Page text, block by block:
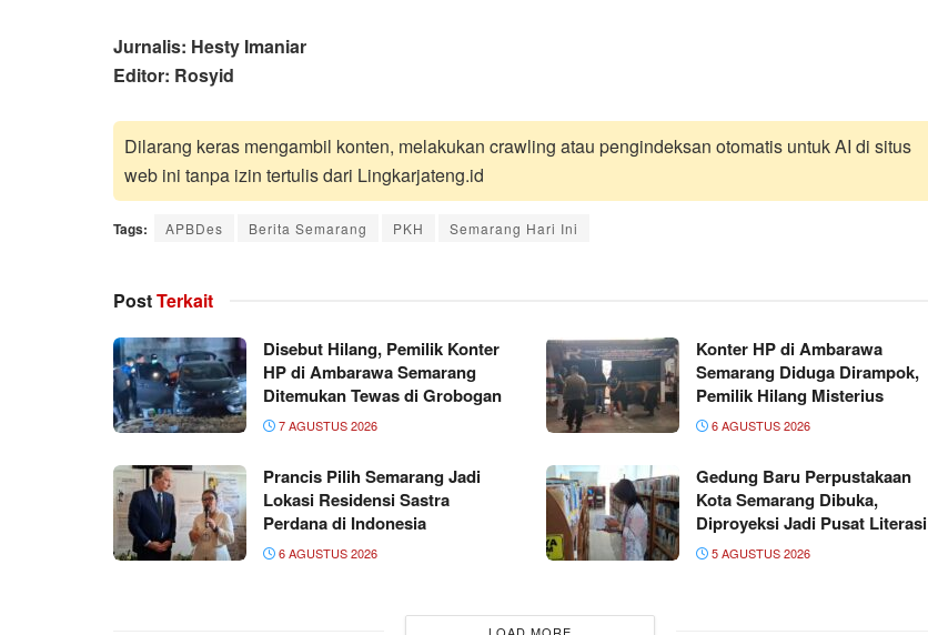
Jurnalis: Hesty Imaniar
Editor: Rosyid
Dilarang keras mengambil konten, melakukan crawling atau pengindeksan otomatis untuk AI di situs
web ini tanpa izin tertulis dari Lingkarjateng.id
Tags: APBDes Berita Semarang PKH Semarang Hari Ini
PostTerkait
Disebut Hilang, Pemilik Konter
HP di Ambarawa Semarang
Ditemukan Tewas di Grobogan
7 AGUSTUS 2026
Konter HP di Ambarawa
Semarang Diduga Dirampok,
Pemilik Hilang Misterius
6 AGUSTUS 2026
Prancis Pilih Semarang Jadi
Lokasi Residensi Sastra
Perdana di Indonesia
6 AGUSTUS 2026
Gedung Baru Perpustakaan
Kota Semarang Dibuka,
Diproyeksi Jadi Pusat Literasi
5 AGUSTUS 2026
LOAD MORE